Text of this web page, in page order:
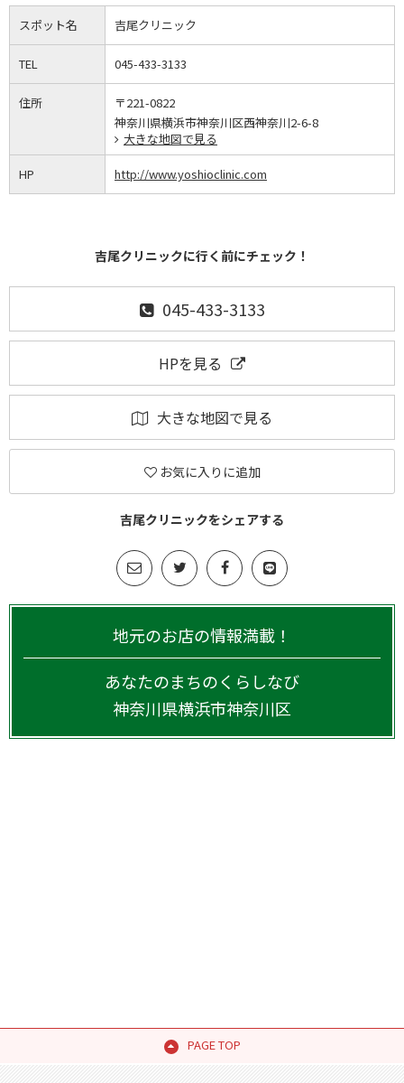
スポット名 吉尾クリニック
TEL 045-433-3133
住所
〒221-0822
神奈川県横浜市神奈川区西神奈川2-6-8
大きな地図で見る
HP http://www.yoshioclinic.com
吉尾クリニックに行く前にチェック！
045-433-3133
HPを見る
大きな地図で見る
お気に入りに追加
吉尾クリニックをシェアする
地元のお店の情報満載！
あなたのまちのくらしなび
神奈川県横浜市神奈川区
PAGE TOP